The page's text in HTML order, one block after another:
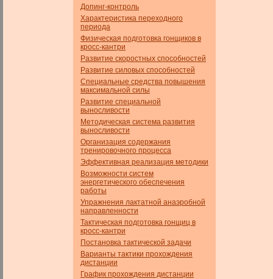
Допинг-контроль
Характеристика переходного
периода
Физическая подготовка гонщиков в
кросс-кантри
Развитие скоростных способностей
Развитие силовых способностей
Специальные средства повышения
максимальной силы
Развитие специальной
выносливости
Методическая система развития
выносливости
Организация содержания
тренировочного процесса
Эффективная реализация методики
Возможности систем
энергетического обеспечения
работы
Упражнения лактатной анаэробной
направленности
Тактическая подготовка гонщиц в
кросс-кантри
Постановка тактической задачи
Варианты тактики прохождения
дистанции
График прохождения дистанции